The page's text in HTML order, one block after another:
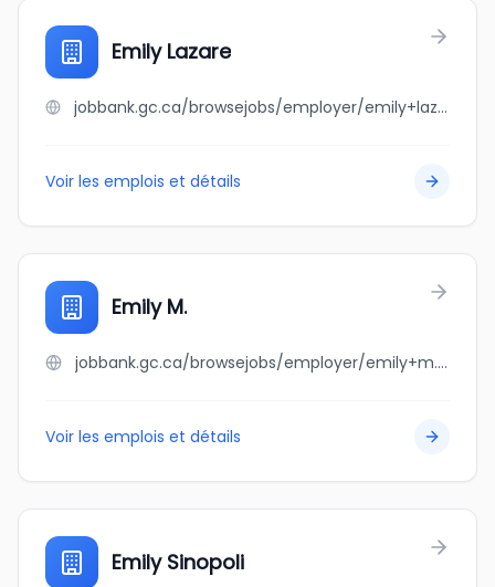
Emily Lazare
jobbank.gc.ca/browsejobs/employer/emily+lazare/ca
Voir les emplois et détails
Emily M.
jobbank.gc.ca/browsejobs/employer/emily+m./ca
Voir les emplois et détails
Emily Sinopoli